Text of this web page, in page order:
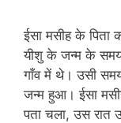
ईसा मसीह के पिता
यीशु के जन्म के समय
गाँव में थे। उसी
जन्म हुआ। ईसा
पता चला, उस रात